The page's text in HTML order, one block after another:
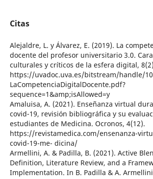
Citas
Alejaldre, L. y Álvarez, E. (2019). La
docente del profesor universitario 3.0.
culturales y críticos de la esfera digital,
https://uvadoc.uva.es/bitstream/handle/
LaCompetenciaDigitalDocente.pdf?
sequence=1&amp;isAllowed=y
Amaluisa, A. (2021). Enseñanza virtual
covid-19, revisión bibliográfica y su
estudiantes de Medicina. Ocronos, 4(12).
https://revistamedica.com/ensenanza-
covid-19-me- dicina/
Armellini, A. & Padilla, B. (2021). Active
Definition, Literature Review, and a
Implementation. In B. Padilla & A. Armellini